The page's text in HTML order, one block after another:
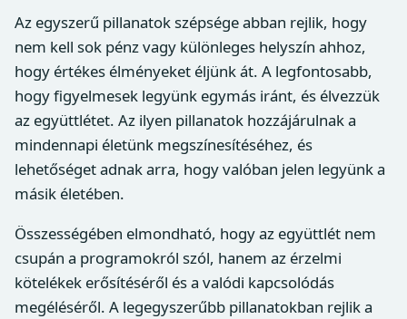
Az egyszerű pillanatok szépsége abban rejlik, hogy
nem kell sok pénz vagy különleges helyszín ahhoz,
hogy értékes élményeket éljünk át. A legfontosabb,
hogy figyelmesek legyünk egymás iránt, és élvezzük
az együttlétet. Az ilyen pillanatok hozzájárulnak a
mindennapi életünk megszínesítéséhez, és
lehetőséget adnak arra, hogy valóban jelen legyünk a
másik életében.
Összességében elmondható, hogy az együttlét nem
csupán a programokról szól, hanem az érzelmi
kötelékek erősítéséről és a valódi kapcsolódás
megéléséről. A legegyszerűbb pillanatokban rejlik a